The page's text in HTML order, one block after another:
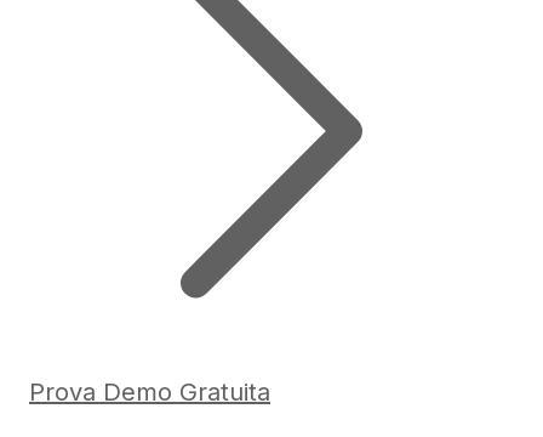
Prova Demo Gratuita